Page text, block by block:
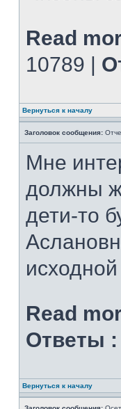
Read
10789 |
Вернуться к началу
Заголовок сообщения:
Мне
должны
дети-то
Read
Ответы :
Вернуться к началу